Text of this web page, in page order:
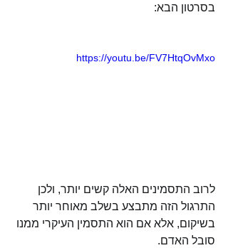
בסרטון הבא:
https://youtu.be/FV7HtqOvMxo
לרוב התסמינים האלה קשים יותר, ולכן
התרגול הזה מתבצע בשלב מאוחר יותר
בשיקום, אלא אם הוא התסמין העיקרי ממנו
סובל האדם.